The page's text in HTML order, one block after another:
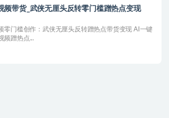
频带货_武侠无厘头反转零门槛蹭热点变现
零门槛创作：武侠无厘头反转蹭热点带货变现 AI一键
频蹭热点...